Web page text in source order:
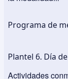
Programa de
Plantel 6. Día
Actividades